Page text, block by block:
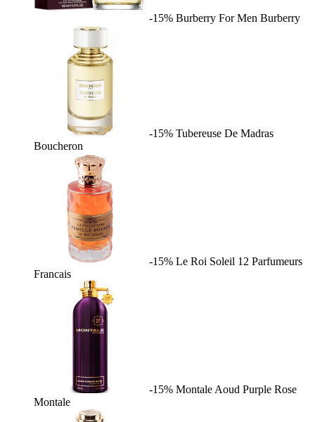
-15% Burberry For Men Burberry
-15% Tubereuse De Madras
Boucheron
-15% Le Roi Soleil 12 Parfumeurs
Francais
-15% Montale Aoud Purple Rose
Montale